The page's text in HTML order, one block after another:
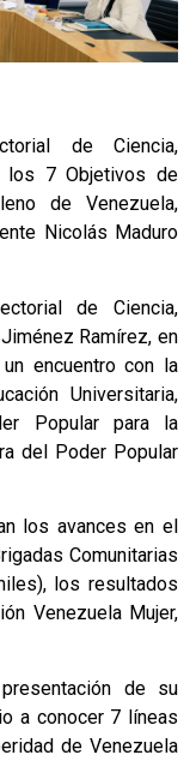
de Ciencia,
los 7 Objetivos de
de Venezuela,
Nicolás Maduro
de Ciencia,
Ramírez, en
encuentro con la
Universitaria,
Popular para la
del Poder Popular
los avances en el
Comunitarias
los resultados
Venezuela Mujer,
de su
a conocer 7 líneas
de Venezuela